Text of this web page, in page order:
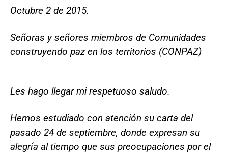
Octubre 2 de 2015.
Señoras y señores miembros de Comunidades
construyendo paz en los territorios (CONPAZ)
Les hago llegar mi respetuoso saludo.
Hemos estudiado con atención su carta del
pasado 24 de septiembre, donde expresan su
alegría al tiempo que sus preocupaciones por el